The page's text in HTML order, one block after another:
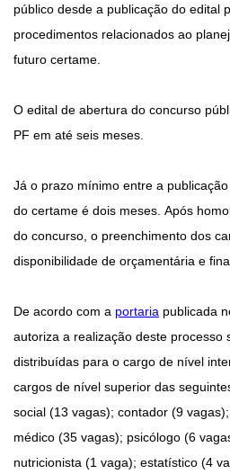
público desde a publicação do edital
procedimentos relacionados ao
futuro certame.
O edital de abertura do concurso
PF em até seis meses.
Já o prazo mínimo entre a
do certame é dois meses. Após
do concurso, o preenchimento dos
disponibilidade de orçamentária e
De acordo com a portaria publicada
autoriza a realização deste processo
distribuídas para o cargo de nível
cargos de nível superior das
social (13 vagas); contador (9
médico (35 vagas); psicólogo (6
nutricionista (1 vaga); estatístico (4